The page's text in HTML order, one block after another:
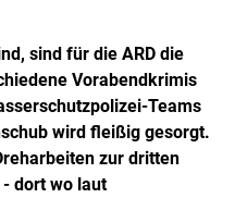
sind für die ARD die
Vorabendkrimis
Teams
wird fleißig gesorgt.
zur dritten
- dort wo laut